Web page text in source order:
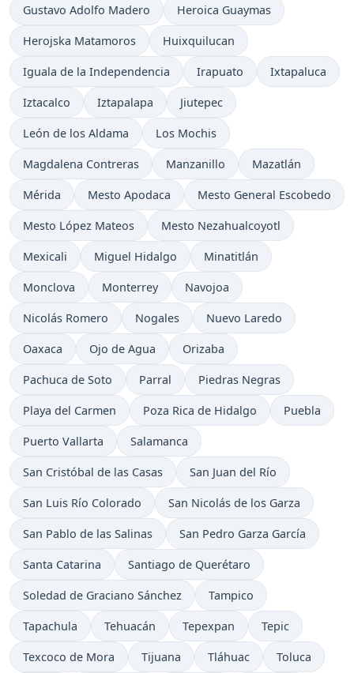
Gustavo Adolfo Madero Heroica Guaymas
Herojska Matamoros Huixquilucan
Iguala de la Independencia Irapuato Ixtapaluca
Iztacalco Iztapalapa Jiutepec
León de los Aldama Los Mochis
Magdalena Contreras Manzanillo Mazatlán
Mérida Mesto Apodaca Mesto General Escobedo
Mesto López Mateos Mesto Nezahualcoyotl
Mexicali Miguel Hidalgo Minatitlán
Monclova Monterrey Navojoa
Nicolás Romero Nogales Nuevo Laredo
Oaxaca Ojo de Agua Orizaba
Pachuca de Soto Parral Piedras Negras
Playa del Carmen Poza Rica de Hidalgo Puebla
Puerto Vallarta Salamanca
San Cristóbal de las Casas San Juan del Río
San Luis Río Colorado San Nicolás de los Garza
San Pablo de las Salinas San Pedro Garza García
Santa Catarina Santiago de Querétaro
Soledad de Graciano Sánchez Tampico
Tapachula Tehuacán Tepexpan Tepic
Texcoco de Mora Tijuana Tláhuac Toluca